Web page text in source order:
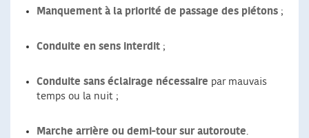
Manquement à la priorité de passage des piétons ;
Conduite en sens interdit ;
Conduite sans éclairage nécessaire par mauvais
temps ou la nuit ;
Marche arrière ou demi-tour sur autoroute.